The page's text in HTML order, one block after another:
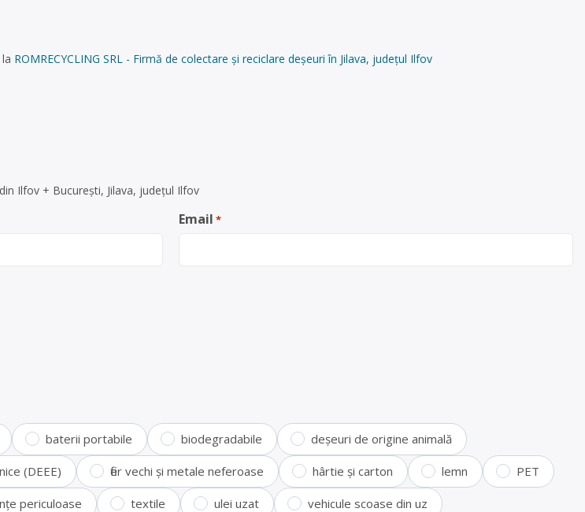
ROMRECYCLING SRL - Firmă de colectare și reciclare deșeuri în Jilava, județul Ilfov
Ilfov + București, Jilava, județul Ilfov
Email *
baterii portabile biodegradabile deșeuri de origine animală
(DEEE) fier vechi și metale neferoase hârtie și carton lemn PET
periculoase textile ulei uzat vehicule scoase din uz